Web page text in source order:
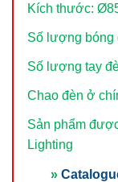
Kích thước:
Số lượng bóng
Số lượng tay
Chao đèn ở
Sản phẩm
Lighting
»